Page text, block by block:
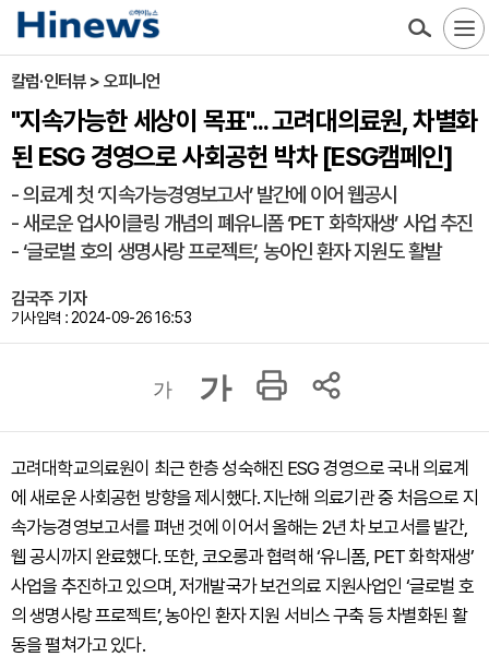
칼럼·인터뷰 > 오피니언
"지속가능한 세상이 목표"... 고려대의료원, 차별화
된 ESG 경영으로 사회공헌 박차 [ESG캠페인]
- 의료계 첫 ‘지속가능경영보고서’ 발간에 이어 웹공시
- 새로운 업사이클링 개념의 폐유니폼 ‘PET 화학재생’ 사업 추진
- ‘글로벌 호의 생명사랑 프로젝트’, 농아인 환자 지원도 활발
김국주 기자
기사입력 : 2024-09-26 16:53
가 가
고려대학교의료원이 최근 한층 성숙해진 ESG 경영으로 국내 의료계
에 새로운 사회공헌 방향을 제시했다. 지난해 의료기관 중 처음으로 지
속가능경영보고서를 펴낸 것에 이어서 올해는 2년 차 보고서를 발간,
웹 공시까지 완료했다. 또한, 코오롱과 협력해 ‘유니폼, PET 화학재생’
사업을 추진하고 있으며, 저개발국가 보건의료 지원사업인 ‘글로벌 호
의 생명사랑 프로젝트’, 농아인 환자 지원 서비스 구축 등 차별화된 활
동을 펼쳐가고 있다.